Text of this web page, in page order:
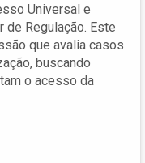
Universal e
de Regulação. Este
que avalia casos
buscando
o acesso da